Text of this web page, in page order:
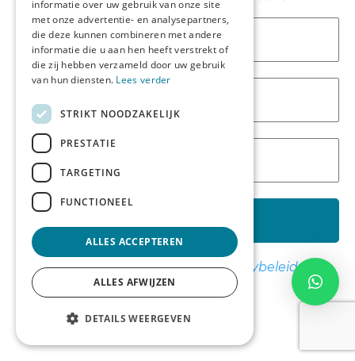
Account Contact Verlanglijst
Wij helpen je graag met maatwerk, materiaalkeuze
en het samenstellen van jouw ideale
wanddecoratie.
Neem contact op
We spammen niet! Lees onsprivacybeleidvoor
meer info.
informatie over uw gebruik van onze site
met onze advertentie- en analysepartners,
die deze kunnen combineren met andere
informatie die u aan hen heeft verstrekt of
die zij hebben verzameld door uw gebruik
van hun diensten. Lees verder
STRIKT NOODZAKELIJK
PRESTATIE
TARGETING
FUNCTIONEEL
ALLES ACCEPTEREN
ALLES AFWIJZEN
DETAILS WEERGEVEN